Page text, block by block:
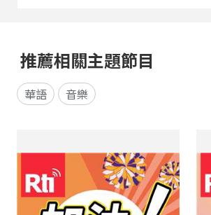
推薦相關主題節目
華語 音樂